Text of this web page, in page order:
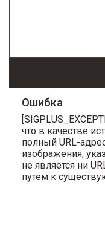
Ошибка
что в качестве
полный URL-
изображения,
не является ни
путем к